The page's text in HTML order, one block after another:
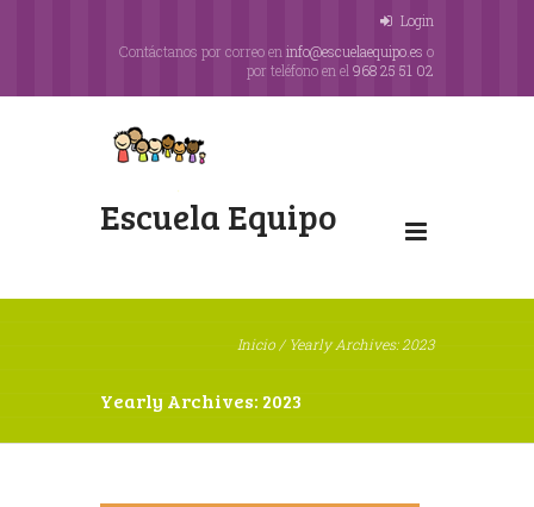
Login
Contáctanos por correo en info@escuelaequipo.es o
por teléfono en el 968 25 51 02
Escuela Equipo
Inicio/ Yearly Archives: 2023
Yearly Archives: 2023